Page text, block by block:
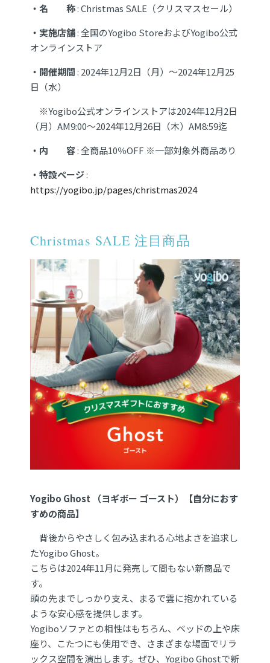
・名 称: Christmas SALE（クリスマスセール）
・実施店舗: 全国のYogibo StoreおよびYogibo公式
オンラインストア
・開催期間: 2024年12月2日（月）〜2024年12月25
日（水）
※Yogibo公式オンラインストアは2024年12月2日
（月）AM9:00～2024年12月26日（木）AM8:59迄
・内 容: 全商品10％OFF ※一部対象外商品あり
・特設ページ:
https://yogibo.jp/pages/christmas2024
Christmas SALE 注目商品
Yogibo Ghost （ヨギボー ゴースト）【自分におす
すめの商品】
背後からやさしく包み込まれる心地よさを追求し
たYogibo Ghost。
こちらは2024年11月に発売して間もない新商品で
す。
頭の先までしっかり支え、まるで雲に抱かれている
ような安心感を提供します。
Yogiboソファとの相性はもちろん、ベッドの上や床
座り、こたつにも使用でき、さまざまな場面でリラ
ックス空間を演出します。ぜひ、Yogibo Ghostで新